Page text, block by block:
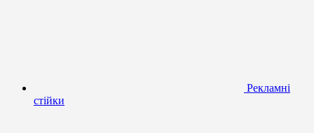
Рекламні
стійки